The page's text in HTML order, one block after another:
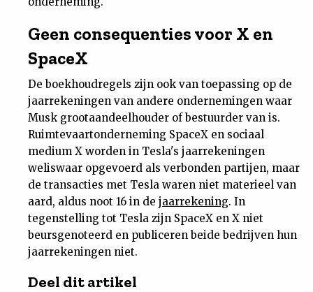
Geen consequenties voor X en
SpaceX
De boekhoudregels zijn ook van toepassing op de
jaarrekeningen van andere ondernemingen waar
Musk grootaandeelhouder of bestuurder van is.
Ruimtevaartonderneming SpaceX en sociaal
medium X worden in Tesla's jaarrekeningen
weliswaar opgevoerd als verbonden partijen, maar
de transacties met Tesla waren niet materieel van
aard, aldus noot 16 in de jaarrekening. In
tegenstelling tot Tesla zijn SpaceX en X niet
beursgenoteerd en publiceren beide bedrijven hun
jaarrekeningen niet.
Deel dit artikel